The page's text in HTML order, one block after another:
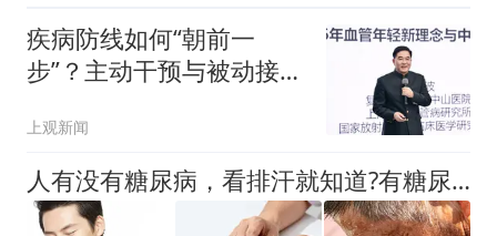
疾病防线如何“朝前一
步”？主动干预与被动接
见
上观新闻
人有没有糖尿病，看排汗就知道?有糖尿病的人，排汗或有2个表现